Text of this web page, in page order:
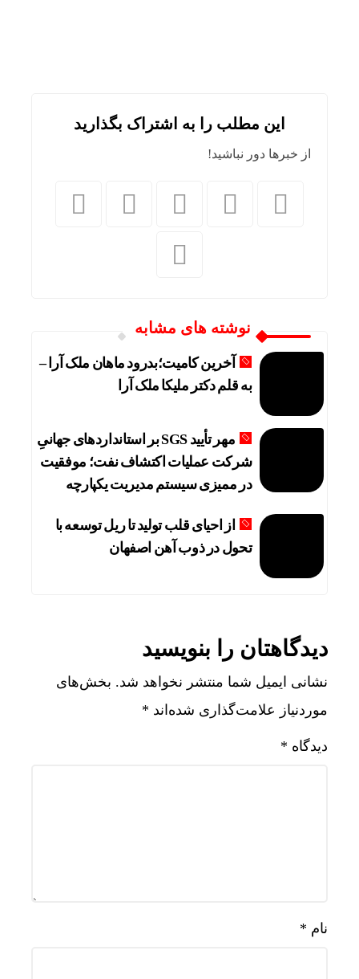
این مطلب را به اشتراک بگذارید
از خبرها دور نباشید!
نوشته های مشابه
آخرین کامیت؛بدرود ماهان ملک آرا –
به قلم دکتر ملیکا ملک آرا
مهر تأیید SGS بر استانداردهای جهانیِ
شرکت عملیات اکتشاف نفت؛ موفقیت
در ممیزی سیستم مدیریت یکپارچه
از احیای قلب تولید تا ریل توسعه با
تحول در ذوب آهن اصفهان
دیدگاهتان را بنویسید
نشانی ایمیل شما منتشر نخواهد شد. بخش‌های
موردنیاز علامت‌گذاری شده‌اند *
دیدگاه *
نام *